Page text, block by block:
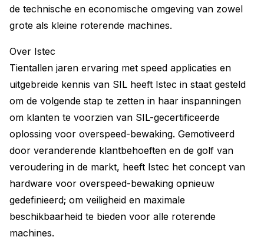
de technische en economische omgeving van zowel
grote als kleine roterende machines.
Over Istec
Tientallen jaren ervaring met speed applicaties en
uitgebreide kennis van SIL heeft Istec in staat gesteld
om de volgende stap te zetten in haar inspanningen
om klanten te voorzien van SIL-gecertificeerde
oplossing voor overspeed-bewaking. Gemotiveerd
door veranderende klantbehoeften en de golf van
veroudering in de markt, heeft Istec het concept van
hardware voor overspeed-bewaking opnieuw
gedefinieerd; om veiligheid en maximale
beschikbaarheid te bieden voor alle roterende
machines.